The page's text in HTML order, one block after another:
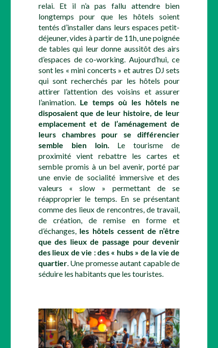
relai. Et il n’a pas fallu attendre bien
longtemps pour que les hôtels soient
tentés d’installer dans leurs espaces petit-
déjeuner, vides à partir de 11h, une poignée
de tables qui leur donne aussitôt des airs
d’espaces de co-working. Aujourd’hui, ce
sont les « mini concerts » et autres DJ sets
qui sont recherchés par les hôtels pour
attirer l’attention des voisins et assurer
l’animation. Le temps où les hôtels ne
disposaient que de leur histoire, de leur
emplacement et de l’aménagement de
leurs chambres pour se différencier
semble bien loin. Le tourisme de
proximité vient rebattre les cartes et
semble promis à un bel avenir, porté par
une envie de socialité immersive et des
valeurs « slow » permettant de se
réapproprier le temps. En se présentant
comme des lieux de rencontres, de travail,
de création, de remise en forme et
d’échanges, les hôtels cessent de n’être
que des lieux de passage pour devenir
des lieux de vie : des « hubs » de la vie de
quartier. Une promesse autant capable de
séduire les habitants que les touristes.